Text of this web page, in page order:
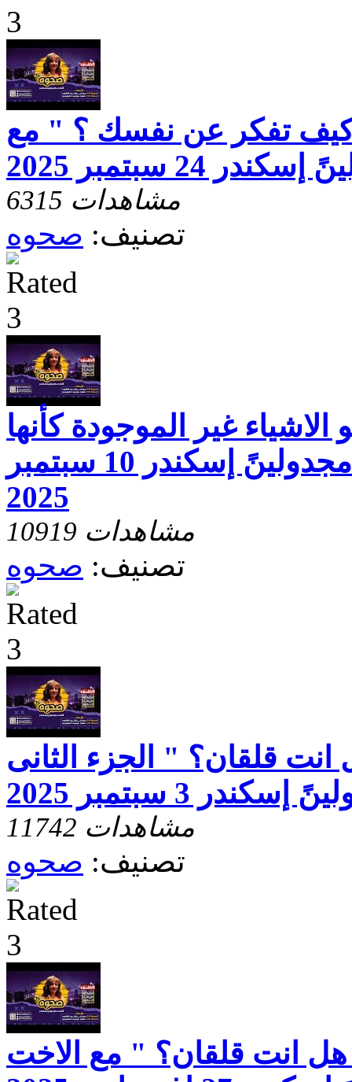
تفكر عن نفسك ؟ " مع
24 سبتمبر 2025
6315 مشاهدات
تصنيف: صحوه
غير الموجودة كأنها
موجودة "مع الاخت مجدولينً إسكندر 10 سبتمبر
2025
10919 مشاهدات
تصنيف: صحوه
قلقان؟ " الجزء الثانى
3 سبتمبر 2025
11742 مشاهدات
تصنيف: صحوه
انت قلقان؟ " مع الاخت